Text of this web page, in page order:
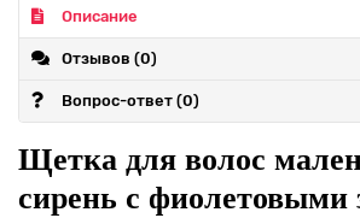
Описание
Отзывов (0)
Вопрос-ответ (0)
Щетка для волос
сирень с фиолетовыми